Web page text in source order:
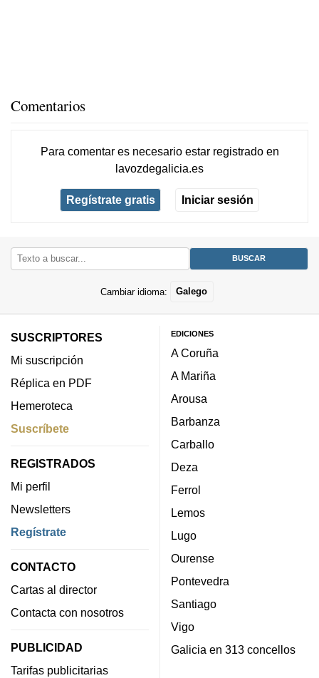
Comentarios
Para comentar es necesario estar registradoen
lavozdegalicia.es
Regístrate gratis Iniciar sesión
Cambiar idioma: Galego
SUSCRIPTORES
Mi suscripción
Réplica en PDF
Hemeroteca
Suscríbete
REGISTRADOS
Mi perfil
Newsletters
Regístrate
CONTACTO
Cartas al director
Contacta con nosotros
PUBLICIDAD
Tarifas publicitarias
EDICIONES
A Coruña
A Mariña
Arousa
Barbanza
Carballo
Deza
Ferrol
Lemos
Lugo
Ourense
Pontevedra
Santiago
Vigo
Galicia en 313 concellos